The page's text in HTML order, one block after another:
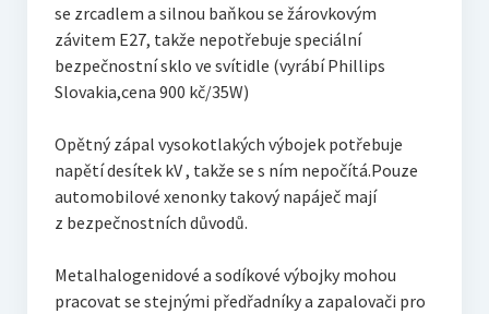
se zrcadlem a silnou baňkou se žárovkovým
závitem E27, takže nepotřebuje speciální
bezpečnostní sklo ve svítidle (vyrábí Phillips
Slovakia,cena 900 kč/35W)
Opětný zápal vysokotlakých výbojek potřebuje
napětí desítek kV , takže se s ním nepočítá.Pouze
automobilové xenonky takový napáječ mají
z bezpečnostních důvodů.
Metalhalogenidové a sodíkové výbojky mohou
pracovat se stejnými předřadníky a zapalovači pro